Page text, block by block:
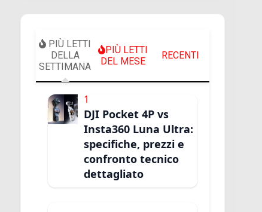
PIÙ LETTI
DELLA
SETTIMANA
PIÙ LETTI
DEL MESE
RECENTI
1
DJI Pocket 4P vs
Insta360 Luna Ultra:
specifiche, prezzi e
confronto tecnico
dettagliato